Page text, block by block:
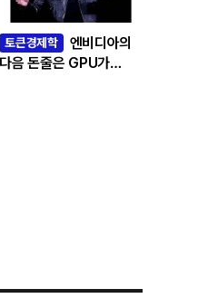
토큰경제학
엔비디아의
다음 돈줄은 GPU가